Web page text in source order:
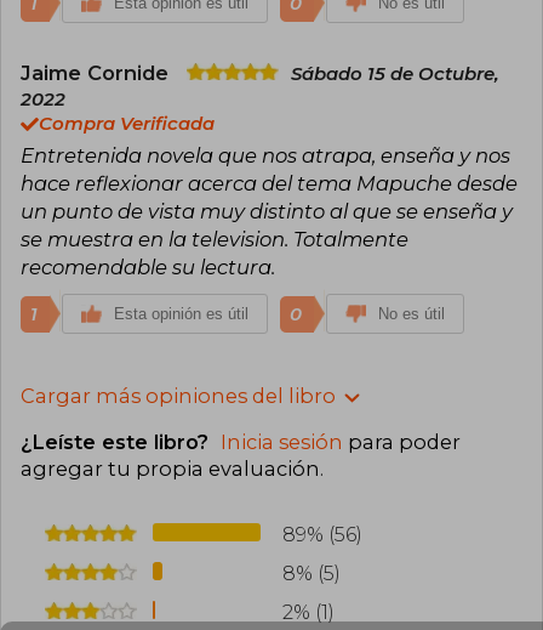
Jaime Cornide
Sábado 15 de Octubre,
2022
Compra Verificada
Entretenida novela que nos atrapa, enseña y nos
hace reflexionar acerca del tema Mapuche desde
un punto de vista muy distinto al que se enseña y
se muestra en la television. Totalmente
recomendable su lectura.
1 Esta opinión es útil 0 No es útil
Cargar más opiniones del libro
¿Leíste este libro? Inicia sesión para poder
agregar tu propia evaluación.
89% (56)
8% (5)
2% (1)